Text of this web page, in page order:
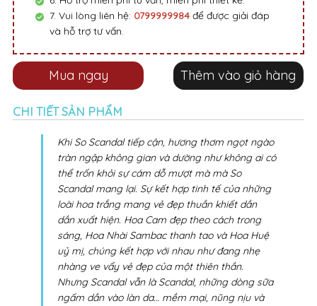
7. Vui lòng liên hệ: 0799999984 để được giải đáp
và hỗ trợ tư vấn.
Thêm vào giỏ hàng
Mua ngay
CHI TIẾT SẢN PHẨM
Khi So Scandal tiếp cận, hương thơm ngọt ngào
tràn ngập không gian và dường như không ai có
thể trốn khỏi sự cám dỗ mượt mà mà So
Scandal mang lại. Sự kết hợp tinh tế của những
loài hoa trắng mang vẻ đẹp thuần khiết dần
dần xuất hiện. Hoa Cam đẹp theo cách trong
sáng, Hoa Nhài Sambac thanh tao và Hoa Huệ
uỷ mị, chúng kết hợp với nhau như đang nhẹ
nhàng ve vẩy vẻ đẹp của một thiên thần.
Nhưng Scandal vẫn là Scandal, những dòng sữa
ngấm dần vào làn da… mềm mại, nũng nịu và